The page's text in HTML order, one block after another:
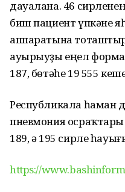
дауалана. 46
биш пациент үпкәне
аппаратына
ауырыуҙы еңел
187, бөтәһе 19 555
Республикала һаман
пневмония осраҡтары
189, ә 195 сирле
https://